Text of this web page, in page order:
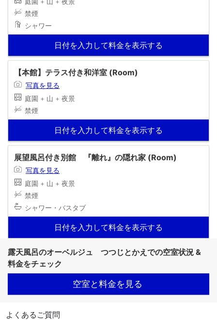
禁煙
シャワー
日付を入力して料金を表示する
【本館】テラス付き和洋室 (Room)
写真を見る
庭園 + 山 + 夜景
禁煙
日付を入力して料金を表示する
展望風呂付き別館 『離れ』の隠れ家 (Room)
写真を見る
庭園 + 山 + 夜景
禁煙
シャワー・バスタブ
日付を入力して料金を表示する
露天風呂のオーベルジュ つつじとかえでの空室状況 &
料金をチェック
空室と料金を見る
よくあるご質問